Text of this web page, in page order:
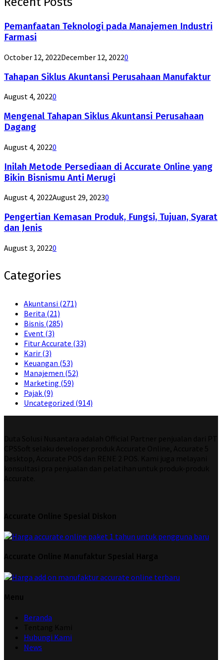
Pemanfaatan Teknologi pada Manajemen Industri
Farmasi
October 12, 2022December 12, 20220
Tahapan Siklus Akuntansi Perusahaan Manufaktur
August 4, 20220
Mengenal Tahapan Siklus Akuntansi Perusahaan
Dagang
August 4, 20220
Inilah Metode Persediaan di Accurate Online yang
Bikin Bisnismu Anti Merugi
August 4, 2022August 29, 20230
Pengertian Kemasan Produk, Fungsi, Tujuan, Syarat
dan Jenis
August 3, 20220
Categories
Akuntansi (271)
Berita (21)
Bisnis (285)
Event (3)
Fitur Accurate (33)
Karir (3)
Keuangan (53)
Manajemen (52)
Marketing (59)
Pajak (9)
Uncategorized (914)
Beranda
Hubungi Kami
News